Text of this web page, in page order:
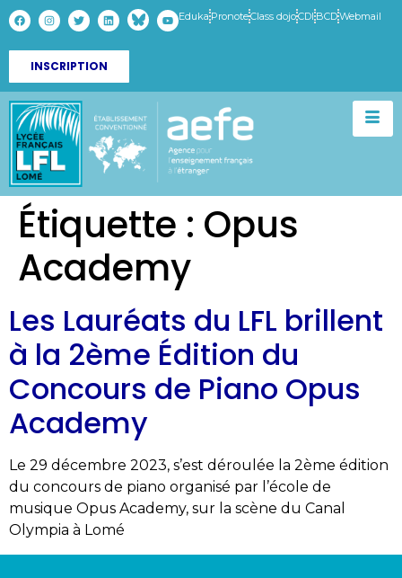
Eduka PronoteClass dojoCDI BCDWebmail
INSCRIPTION
Étiquette : Opus
Academy
Les Lauréats du LFL brillent
à la 2ème Édition du
Concours de Piano Opus
Academy
Le 29 décembre 2023, s’est déroulée la 2ème édition
du concours de piano organisé par l’école de
musique Opus Academy, sur la scène du Canal
Olympia à Lomé